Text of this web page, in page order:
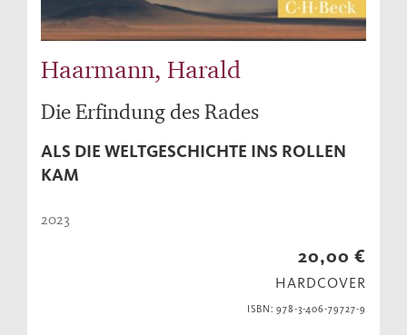
Haarmann, Harald
Die Erfindung des Rades
ALS DIE WELTGESCHICHTE INS ROLLEN
KAM
2023
20,00 €
HARDCOVER
ISBN: 978-3-406-79727-9